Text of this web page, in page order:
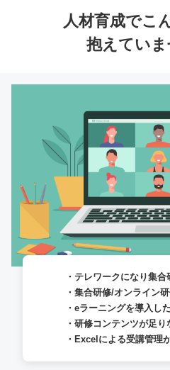
人材育成でこ
抱えていま
テレワークになり集
集合研修/オンライン
eラーニングを導入し
研修コンテンツが足り
Excelによる受講管理